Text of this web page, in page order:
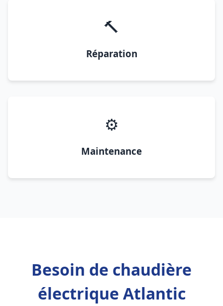
🔨
Réparation
⚙️
Maintenance
Besoin de chaudière
électrique Atlantic